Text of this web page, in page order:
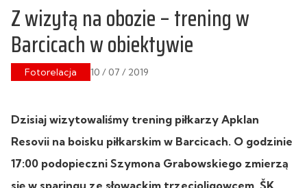
Z wizytą na obozie – trening w
Barcicach w obiektywie
Fotorelacja 10 / 07 / 2019
Dzisiaj wizytowaliśmy trening piłkarzy Apklan
Resovii na boisku piłkarskim w Barcicach. O godzinie
17:00 podopieczni Szymona Grabowskiego zmierzą
się w sparingu ze słowackim trzecioligowcem, ŠK